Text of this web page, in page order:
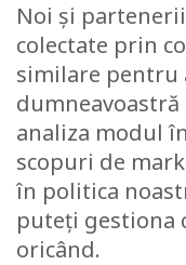
Salvează-mi
în acest
să comentez.
Noi și
colectate prin
similare pentru
analiza modul
scopuri de
în politica
puteți gestiona
oricând.